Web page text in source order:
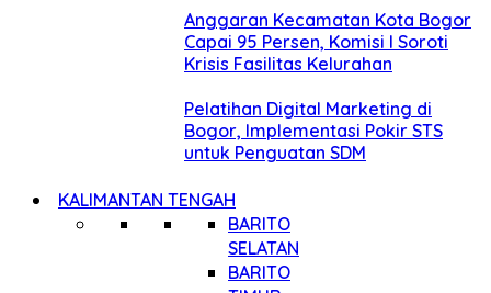
Anggaran Kecamatan Kota Bogor
Capai 95 Persen, Komisi I Soroti
Krisis Fasilitas Kelurahan
Pelatihan Digital Marketing di
Bogor, Implementasi Pokir STS
untuk Penguatan SDM
KALIMANTAN TENGAH
BARITO
SELATAN
BARITO